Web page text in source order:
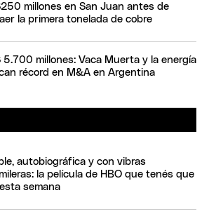
millones en San Juan antes de
la primera tonelada de cobre
5.700 millones: Vaca Muerta y la energía
récord en M&A en Argentina
autobiográfica y con vibras
la película de HBO que tenés que
semana